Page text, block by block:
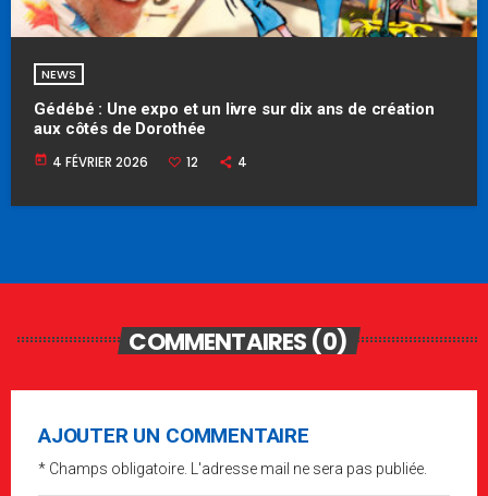
NEWS
Gédébé : Une expo et un livre sur dix ans de création
aux côtés de Dorothée
today 4 FÉVRIER 2026 12 4
COMMENTAIRES (0)
AJOUTER UN COMMENTAIRE
* Champs obligatoire. L'adresse mail ne sera pas publiée.